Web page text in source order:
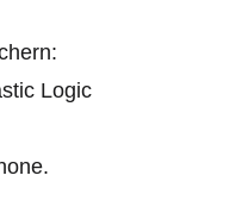
Logic